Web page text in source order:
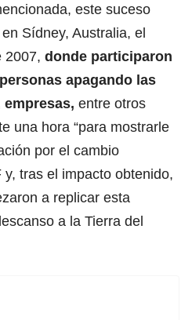
este suceso
Sídney, Australia, el
2007, donde participaron
apagando las
entre otros
una hora “para mostrarle
por el cambio
y, tras el impacto obtenido,
a replicar esta
a la Tierra del